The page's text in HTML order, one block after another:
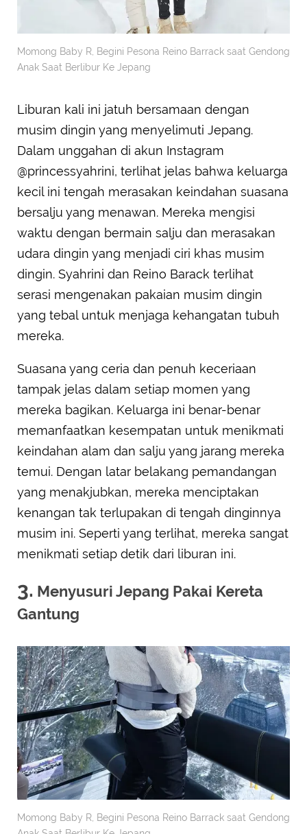
Momong Baby R, Begini Pesona Reino Barrack saat Gendong
Anak Saat Berlibur Ke Jepang
Liburan kali ini jatuh bersamaan dengan
musim dingin yang menyelimuti Jepang.
Dalam unggahan di akun Instagram
@princessyahrini, terlihat jelas bahwa keluarga
kecil ini tengah merasakan keindahan suasana
bersalju yang menawan. Mereka mengisi
waktu dengan bermain salju dan merasakan
udara dingin yang menjadi ciri khas musim
dingin. Syahrini dan Reino Barack terlihat
serasi mengenakan pakaian musim dingin
yang tebal untuk menjaga kehangatan tubuh
mereka.
Suasana yang ceria dan penuh keceriaan
tampak jelas dalam setiap momen yang
mereka bagikan. Keluarga ini benar-benar
memanfaatkan kesempatan untuk menikmati
keindahan alam dan salju yang jarang mereka
temui. Dengan latar belakang pemandangan
yang menakjubkan, mereka menciptakan
kenangan tak terlupakan di tengah dinginnya
musim ini. Seperti yang terlihat, mereka sangat
menikmati setiap detik dari liburan ini.
3. Menyusuri Jepang Pakai Kereta
Gantung
Momong Baby R, Begini Pesona Reino Barrack saat Gendong